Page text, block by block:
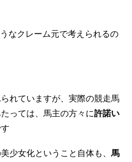
なクレーム元で考えられるの
れていますが、実際の競走馬
っては、馬主の方々に許諾い
少女化ということ自体も、 馬